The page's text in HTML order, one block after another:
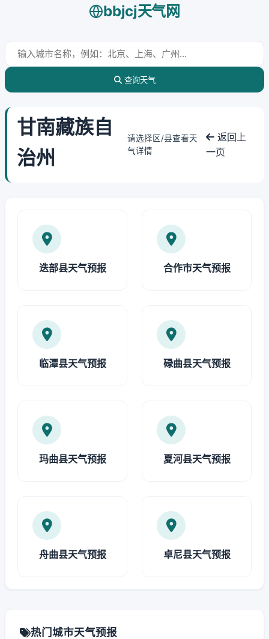
bbjcj天气网
查询天气
甘南藏族自
治州
请选择区/县查看天
气详情
返回上
一页
迭部县天气预报 合作市天气预报
临潭县天气预报 碌曲县天气预报
玛曲县天气预报 夏河县天气预报
舟曲县天气预报 卓尼县天气预报
热门城市天气预报